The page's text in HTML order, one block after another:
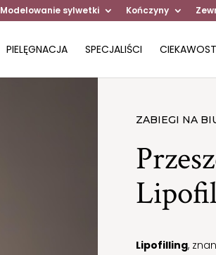
Modelowanie sylwetki Kończyny
PIELĘGNACJA SPECJALIŚCI
ZABIEGI NA
Lipofilling,